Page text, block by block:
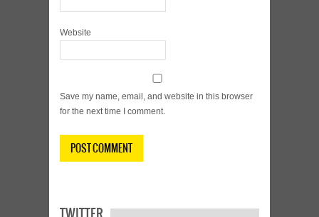
Website
Save my name, email, and website in this browser
for the next time I comment.